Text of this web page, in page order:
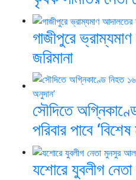
গাজীপুরে
জরিমানা
সৌদিতে
পরিবার পাবে
যশোরে যুবলীগ